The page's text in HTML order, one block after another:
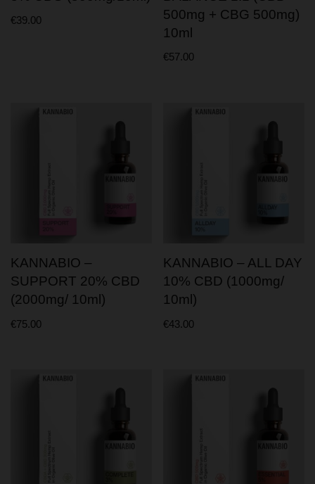
€39.00
500mg + CBG 500mg)
10ml
€57.00
KANNABIO –
SUPPORT 20% CBD
(2000mg/ 10ml)
€75.00
KANNABIO – ALL DAY
10% CBD (1000mg/
10ml)
€43.00